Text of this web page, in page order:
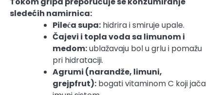
sledećih namirnica:
Pileća supa: hidrira i smiruje upale.
Čajevi i topla voda sa limunom i
medom:ublažavaju bol u grlu i pomažu
pri hidrataciji.
Agrumi (narandže, limuni,
grejpfrut): bogati vitaminom C koji jača